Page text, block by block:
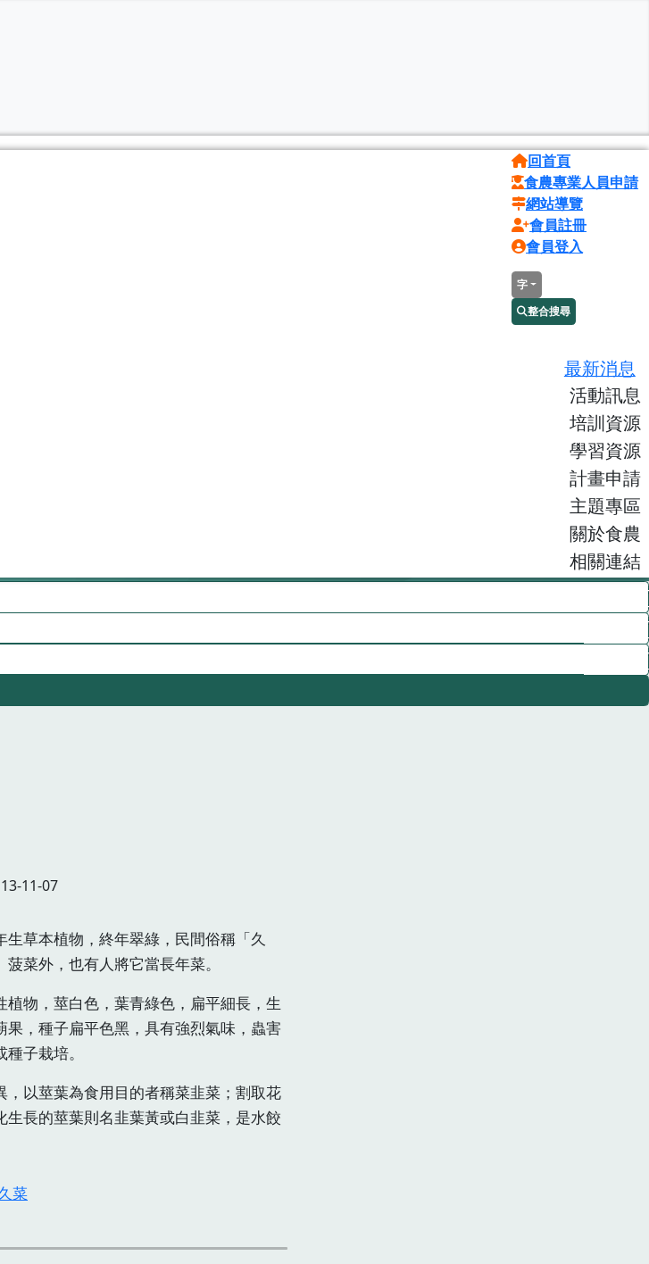
回首頁
食農專業人員申請
網站導覽
會員註冊
會員登入
字
整合搜尋
最新消息
活動訊息
培訓資源
學習資源
計畫申請
主題專區
關於食農
相關連結
11-07
草本植物，終年翠綠，民間俗稱「久
菜外，也有人將它當長年菜。
物，莖白色，葉青綠色，扁平細長，生
，種子扁平色黑，具有強烈氣味，蟲害
子栽培。
以莖葉為食用目的者稱菜韭菜；割取花
長的莖葉則名韭葉黃或白韭菜，是水餃
菜